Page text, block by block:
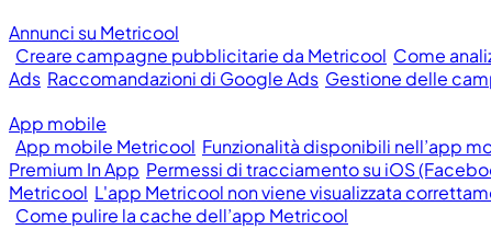
Annunci su Metricool
Creare campagne pubblicitarie da Metricool Come
Ads Raccomandazioni di Google Ads Gestione delle
App mobile
App mobile Metricool Funzionalità disponibili nell’app
Premium In App Permessi di tracciamento su iOS
Metricool L'app Metricool non viene visualizzata
Come pulire la cache dell’app Metricool